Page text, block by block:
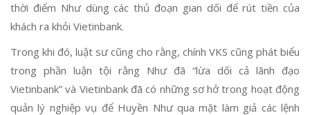
thời điểm Như dùng các thủ đoạn gian dối để rút tiền của
khách ra khỏi Vietinbank.
Trong khi đó, luật sư cũng cho rằng, chính VKS cũng phát biểu
trong phần luận tội rằng Như đã “lừa dối cả lãnh đạo
Vietinbank” và Vietinbank đã có những sơ hở trong hoạt động
quản lý nghiệp vụ để Huyền Như qua mặt làm giả các lệnh